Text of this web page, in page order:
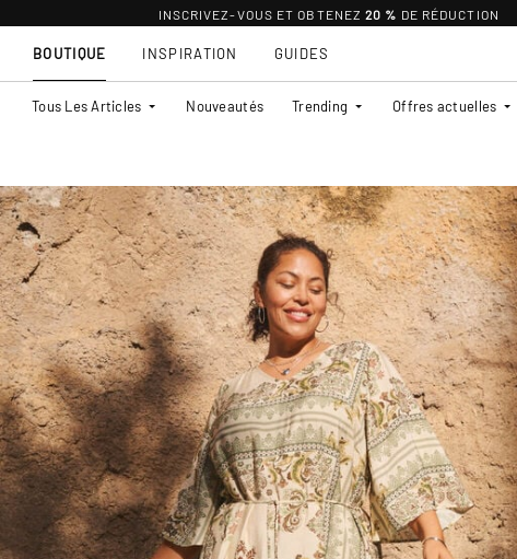
INSCRIVEZ-VOUS ET OBTENEZ 20 % DE RÉDUCTION
BOUTIQUE
Tous Les Articles Nouveautés Trending Offres actuelles
INSPIRATION GUIDES